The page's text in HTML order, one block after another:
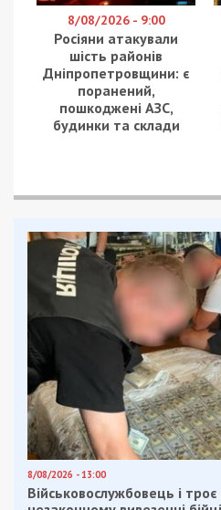
8/08/2026 - 9:00
Росіяни атакували
шість районів
Дніпропетровщини: є
поранений,
пошкоджені АЗС,
будинки та склади
8/08/2026 - 13:00
Військовослужбовець і